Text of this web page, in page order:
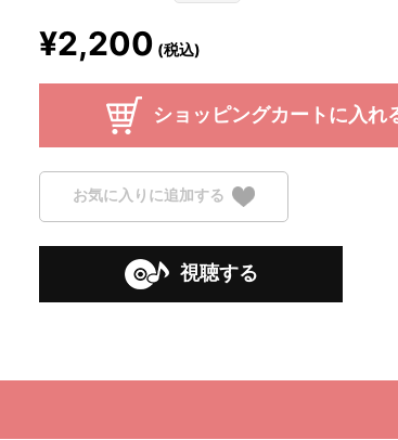
¥2,200 (税込)
ショッピングカートに入れ
お気に入りに追加する
視聴する